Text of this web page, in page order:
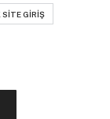
SITE GIRIŞ